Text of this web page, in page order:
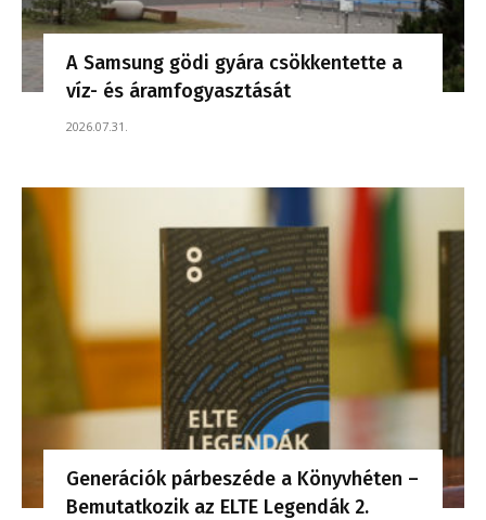
A Samsung gödi gyára csökkentette a
víz- és áramfogyasztását
2026.07.31.
Generációk párbeszéde a Könyvhéten –
Bemutatkozik az ELTE Legendák 2.